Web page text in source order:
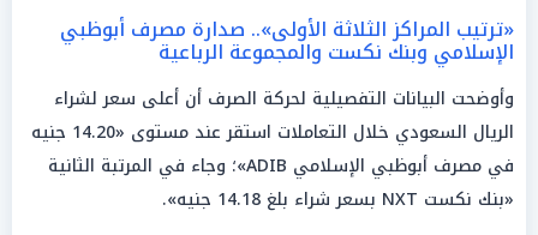
«ترتيب المراكز الثلاثة الأولى».. صدارة مصرف أبوظبي
الإسلامي وبنك نكست والمجموعة الرباعية
وأوضحت البيانات التفصيلية لحركة الصرف أن أعلى سعر لشراء
الريال السعودي خلال التعاملات استقر عند مستوى «14.20 جنيه
في مصرف أبوظبي الإسلامي ADIB»؛ وجاء في المرتبة الثانية
«بنك نكست NXT بسعر شراء بلغ 14.18 جنيه».